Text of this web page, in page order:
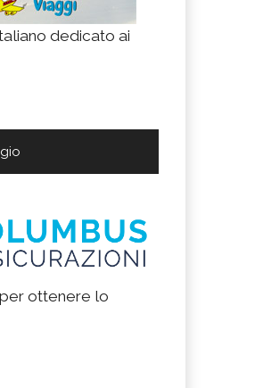
dedicato ai
ottenere lo